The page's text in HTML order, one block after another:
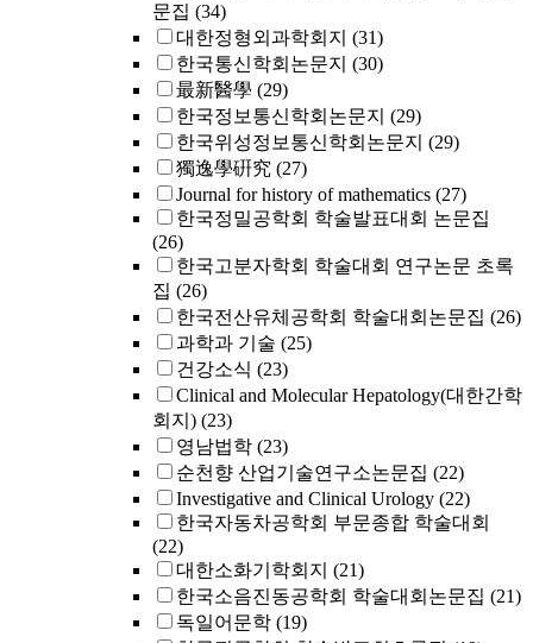
문집 (34)
대한정형외과학회지 (31)
한국통신학회논문지 (30)
最新醫學 (29)
한국정보통신학회논문지 (29)
한국위성정보통신학회논문지 (29)
獨逸學硏究 (27)
Journal for history of mathematics (27)
한국정밀공학회 학술발표대회 논문집
(26)
한국고분자학회 학술대회 연구논문 초록
집 (26)
한국전산유체공학회 학술대회논문집 (26)
과학과 기술 (25)
건강소식 (23)
Clinical and Molecular Hepatology(대한간학
회지) (23)
영남법학 (23)
순천향 산업기술연구소논문집 (22)
Investigative and Clinical Urology (22)
한국자동차공학회 부문종합 학술대회
(22)
대한소화기학회지 (21)
한국소음진동공학회 학술대회논문집 (21)
독일어문학 (19)